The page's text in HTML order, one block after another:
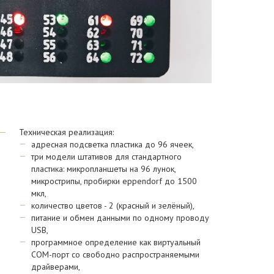
Техническая реализация:
адресная подсветка пластика до 96 ячеек,
три модели штативов для стандартного
пластика: микропланшеты на 96 лунок,
микрострипы, пробирки eppendorf до 1500
мкл,
количество цветов - 2 (красный и зелёный),
питание и обмен данными по одному проводу
USB,
программное определение как виртуальный
COM-порт со свободно распространяемыми
драйверами,